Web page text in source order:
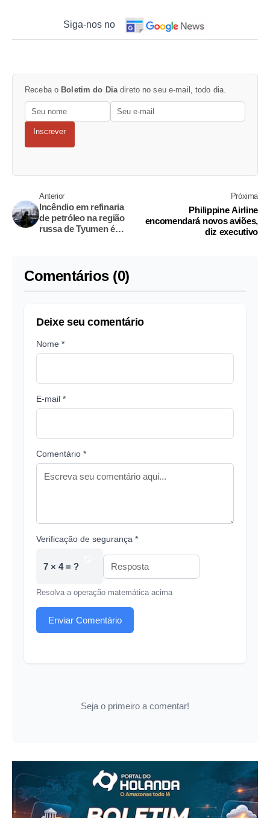
Siga-nos no
Receba o Boletim do Dia direto no seu e-mail, todo dia.
Inscrever
Anterior
Incêndio em refinaria
de petróleo na região
russa de Tyumen é
Próxima
Philippine Airline
encomendará novos aviões,
diz executivo
Comentários (0)
Deixe seu comentário
Nome *
E-mail *
Comentário *
Verificação de segurança *
7 × 4 = ?
Resolva a operação matemática acima
Enviar Comentário
Seja o primeiro a comentar!